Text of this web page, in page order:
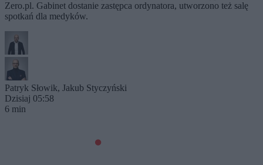
Zero.pl. Gabinet dostanie zastępca ordynatora, utworzono też salę
spotkań dla medyków.
Patryk Słowik, Jakub Styczyński
Dzisiaj 05:58
6 min